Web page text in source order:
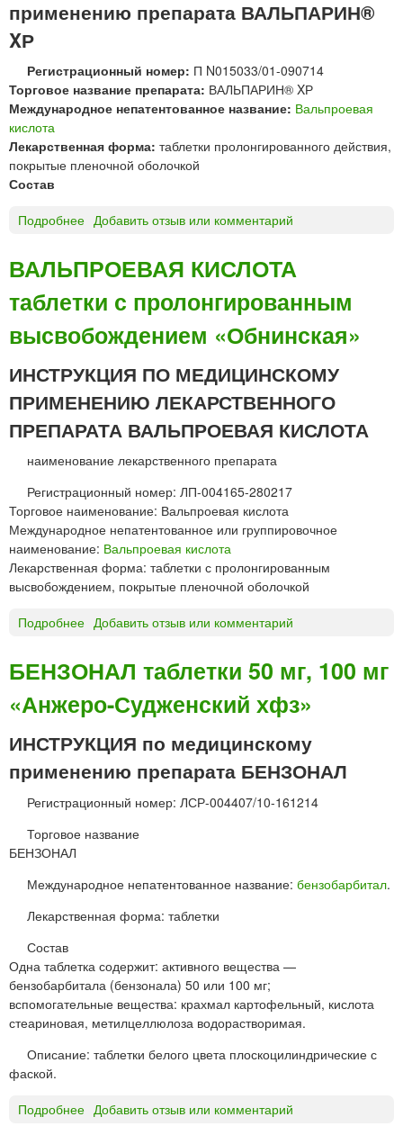
т
к
а
п
у
л
о
б
и
д
применению препарата ВАЛЬПАРИН®
XР
Регистрационный номер: П N015033/01-090714
Торговое название препарата: ВАЛЬПАРИН® XР
Международное непатентованное название: Вальпроевая
кислота
Лекарственная форма: таблетки пролонгированного действия,
покрытые пленочной оболочкой
Состав
Подробнее
А
Л
Ь
П
А
И
®
X
т
б
л
н
и
р
в
н
о
о
й
с
т
в
и
Добавить отзыв или комментарий
ВАЛЬПРОЕВАЯ КИСЛОТА
таблетки с пролонгированным
высвобождением «Обнинская»
ИНСТРУКЦИЯ ПО МЕДИЦИНСКОМУ
ПРИМЕНЕНИЮ ЛЕКАРСТВЕННОГО
ПРЕПАРАТА ВАЛЬПРОЕВАЯ КИСЛОТА
наименование лекарственного препарата
Регистрационный номер: ЛП-004165-280217
Торговое наименование: Вальпроевая кислота
Международное непатентованное или группировочное
наименование: Вальпроевая кислота
Лекарственная форма: таблетки с пролонгированным
высвобождением, покрытые пленочной оболочкой
Подробнее
А
Л
Ь
П
Р
О
Е
А
Я
С
О
А
т
а
е
Добавить отзыв или комментарий
БЕНЗОНАЛ таблетки 50 мг, 100 мг
«Анжеро-Судженский хфз»
ИНСТРУКЦИЯ по медицинскому
применению препарата БЕНЗОНАЛ
Регистрационный номер: ЛСР-004407/10-161214
Торговое название
БЕНЗОНАЛ
Международное непатентованное название: бензобарбитал.
Лекарственная форма: таблетки
Состав
Одна таблетка содержит: активного вещества —
бензобарбитала (бензонала) 50 или 100 мг;
вспомогательные вещества: крахмал картофельный, кислота
стеариновая, метилцеллюлоза водорастворимая.
Описание: таблетки белого цвета плоскоцилиндрические с
фаской.
Подробнее Добавить отзыв или комментарий